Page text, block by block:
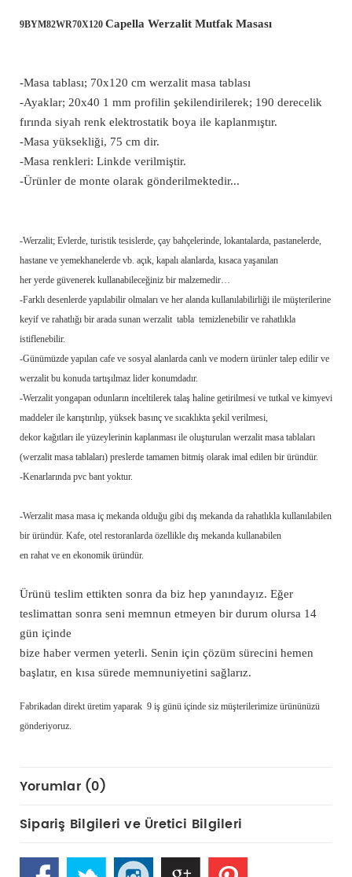
9BYM82WR70X120 Capella Werzalit Mutfak Masası
-Masa tablası; 70x120 cm werzalit masa tablası
-Ayaklar; 20x40 1 mm profilin şekilendirilerek; 190 derecelik
fırında siyah renk elektrostatik boya ile kaplanmıştır.
-Masa yüksekliği, 75 cm dir.
-Masa renkleri: Linkde verilmiştir.
-Ürünler de monte olarak gönderilmektedir...
-Werzalit; Evlerde, turistik tesislerde, çay bahçelerinde, lokantalarda, pastanelerde,
hastane ve yemekhanelerde vb. açık, kapalı alanlarda, kısaca yaşanılan
her yerde güvenerek kullanabileceğiniz bir malzemedir…
-Farklı desenlerde yapılabilir olmaları ve her alanda kullanılabilirliği ile müşterilerine
keyif ve rahatlığı bir arada sunan werzalit tabla temizlenebilir ve rahatlıkla
istiflenebilir.
-Günümüzde yapılan cafe ve sosyal alanlarda canlı ve modern ürünler talep edilir ve
werzalit bu konuda tartışılmaz lider konumdadır.
-Werzalit yongapan odunların inceltilerek talaş haline getirilmesi ve tutkal ve kimyevi
maddeler ile karıştırılıp, yüksek basınç ve sıcaklıkta şekil verilmesi,
dekor kağıtları ile yüzeylerinin kaplanması ile oluşturulan werzalit masa tablaları
(werzalit masa tablaları) preslerde tamamen bitmiş olarak imal edilen bir üründür.
-Kenarlarında pvc bant yoktur.
-Werzalit masa masa iç mekanda olduğu gibi dış mekanda da rahatlıkla kullanılabilen
bir üründür. Kafe, otel restoranlarda özellikle dış mekanda kullanabilen
en rahat ve en ekonomik üründür.
Ürünü teslim ettikten sonra da biz hep yanındayız. Eğer
teslimattan sonra seni memnun etmeyen bir durum olursa 14
gün içinde
bize haber vermen yeterli. Senin için çözüm sürecini hemen
başlatır, en kısa sürede memnuniyetini sağlarız.
Fabrikadan direkt üretim yaparak 9 iş günü içinde siz müşterilerimize ürününüzü
gönderiyoruz.
Yorumlar (0)
Sipariş Bilgileri ve Üretici Bilgileri